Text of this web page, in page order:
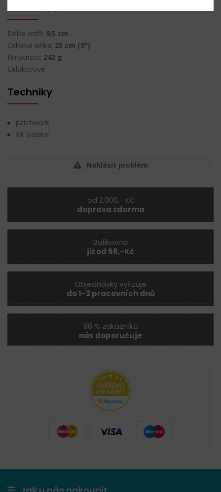
Vlastnosti
Délka ostří: 9,5 cm
Celková délka: 23 cm (9")
Hmotnost: 242 g
Celokovové
Techniky
patchwork
šití ostatní
Nahlásit problém
od 2.000,- Kč
doprava zdarma
Balíkovna
již od 56,-Kč
Objednávky vyřizuje
do 1-2 pracovních dnů
98 % zákazníků
nás doporučuje